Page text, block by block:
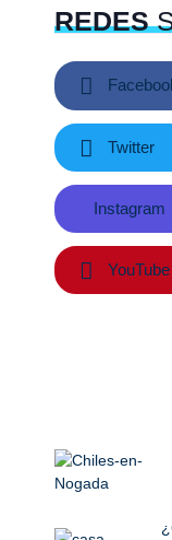
REDES
Twitter
Instagram
YouTube